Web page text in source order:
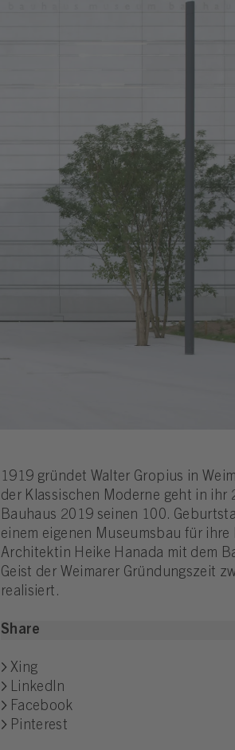
1919 gründet Walter Gropius in
der Klassischen Moderne geht in ihr
Bauhaus 2019 seinen 100.
einem eigenen Museumsbau für
Architektin Heike Hanada mit dem
Geist der Weimarer Gründungszeit
realisiert.
Share
Xing
LinkedIn
Facebook
Pinterest